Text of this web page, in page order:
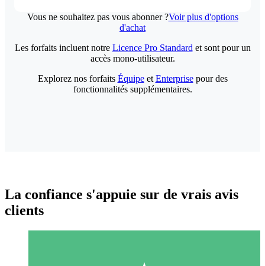
Vous ne souhaitez pas vous abonner ?Voir plus d'options
d'achat
Les forfaits incluent notre Licence Pro Standard et sont pour un
accès mono-utilisateur.
Explorez nos forfaits Équipeet Enterprisepour des
fonctionnalités supplémentaires.
La confiance s'appuie sur de vrais avis
clients